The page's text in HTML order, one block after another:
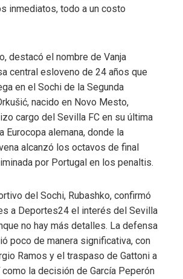
inmediatos, todo a un costo
destacó el nombre de Vanja
central esloveno de 24 años que
en el Sochi de la Segunda
nacido en Novo Mesto,
cargo del Sevilla FC en su última
Eurocopa alemana, donde la
alcanzó los octavos de final
por Portugal en los penaltis.
del Sochi, Rubashko, confirmó
a Deportes24 el interés del Sevilla
no hay más detalles. La defensa
poco de manera significativa, con
Ramos y el traspaso de Gattoni a
la decisión de García Peperón